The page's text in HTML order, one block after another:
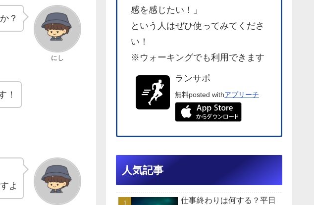
にし
？
！
よ
感を感じたい！」
という人はぜひ使ってみてくださ
い！
※ウォーキングでも利用できます
ランサポ
無料posted withアプリーチ
人気記事
仕事終わりは何する？平日